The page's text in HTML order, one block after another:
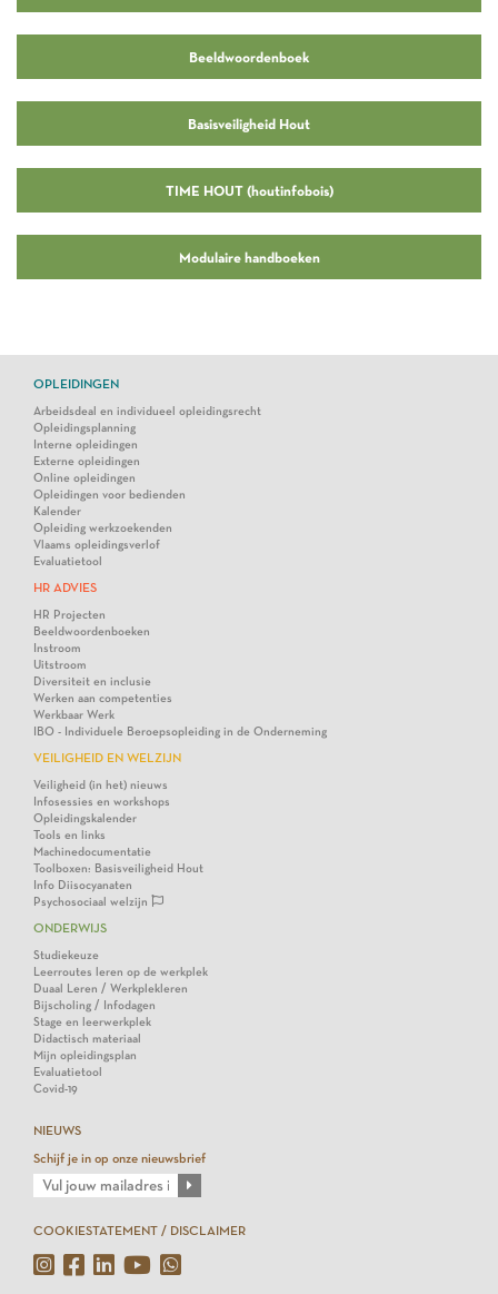
Beeldwoordenboek
Basisveiligheid Hout
TIME HOUT (houtinfobois)
Modulaire handboeken
OPLEIDINGEN
Arbeidsdeal en individueel opleidingsrecht
Opleidingsplanning
Interne opleidingen
Externe opleidingen
Online opleidingen
Opleidingen voor bedienden
Kalender
Opleiding werkzoekenden
Vlaams opleidingsverlof
Evaluatietool
HR ADVIES
HR Projecten
Beeldwoordenboeken
Instroom
Uitstroom
Diversiteit en inclusie
Werken aan competenties
Werkbaar Werk
IBO - Individuele Beroepsopleiding in de Onderneming
VEILIGHEID EN WELZIJN
Veiligheid (in het) nieuws
Infosessies en workshops
Opleidingskalender
Tools en links
Machinedocumentatie
Toolboxen: Basisveiligheid Hout
Info Diisocyanaten
Psychosociaal welzijn
ONDERWIJS
Studiekeuze
Leerroutes leren op de werkplek
Duaal Leren / Werkplekleren
Bijscholing / Infodagen
Stage en leerwerkplek
Didactisch materiaal
Mijn opleidingsplan
Evaluatietool
Covid-19
NIEUWS
Schijf je in op onze nieuwsbrief
COOKIESTATEMENT / DISCLAIMER